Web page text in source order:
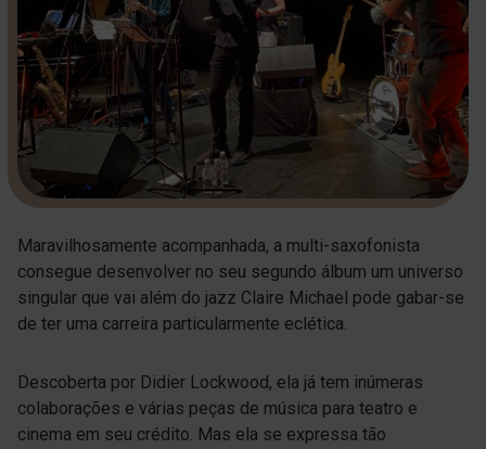
Maravilhosamente acompanhada, a multi-saxofonista
consegue desenvolver no seu segundo álbum um universo
singular que vai além do jazz Claire Michael pode gabar-se
de ter uma carreira particularmente eclética.
Descoberta por Didier Lockwood, ela já tem inúmeras
colaborações e várias peças de música para teatro e
cinema em seu crédito. Mas ela se expressa tão